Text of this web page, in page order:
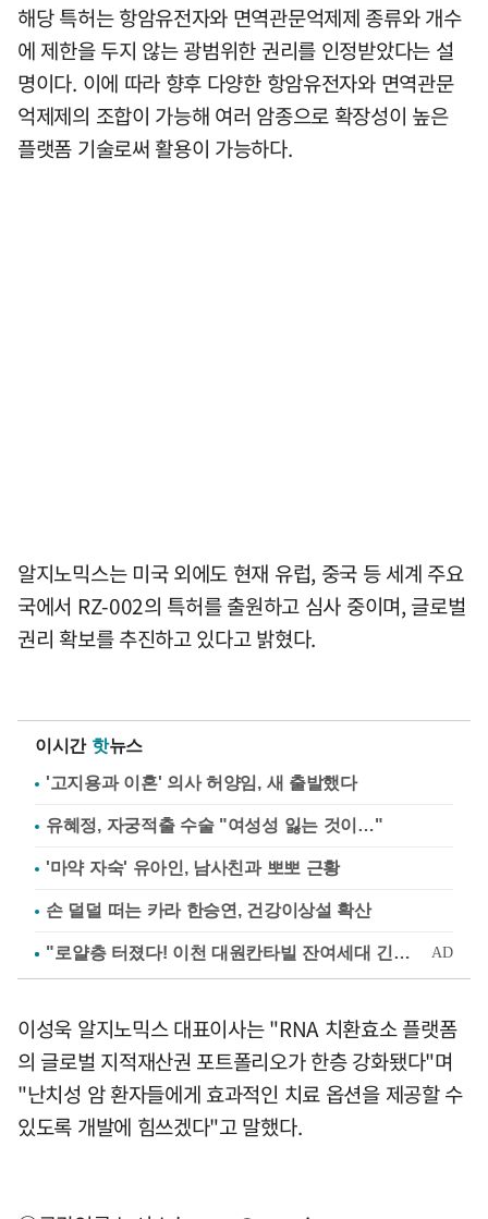
해당 특허는 항암유전자와 면역관문억제제 종류와 개수
에 제한을 두지 않는 광범위한 권리를 인정받았다는 설
명이다. 이에 따라 향후 다양한 항암유전자와 면역관문
억제제의 조합이 가능해 여러 암종으로 확장성이 높은
플랫폼 기술로써 활용이 가능하다.
알지노믹스는 미국 외에도 현재 유럽, 중국 등 세계 주요
국에서 RZ-002의 특허를 출원하고 심사 중이며, 글로벌
권리 확보를 추진하고 있다고 밝혔다.
이시간 핫뉴스
'고지용과 이혼' 의사 허양임, 새 출발했다
유혜정, 자궁적출 수술 "여성성 잃는 것이…"
'마약 자숙' 유아인, 남사친과 뽀뽀 근황
손 덜덜 떠는 카라 한승연, 건강이상설 확산
이성욱 알지노믹스 대표이사는 "RNA 치환효소 플랫폼
의 글로벌 지적재산권 포트폴리오가 한층 강화됐다"며
"난치성 암 환자들에게 효과적인 치료 옵션을 제공할 수
있도록 개발에 힘쓰겠다"고 말했다.